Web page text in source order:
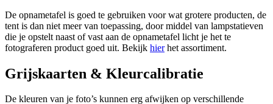
De opnametafel is goed te gebruiken voor wat grotere producten, de
tent is dan niet meer van toepassing, door middel van lampstatieven
die je opstelt naast of vast aan de opnametafel licht je het te
fotograferen product goed uit. Bekijk hierhet assortiment.
Grijskaarten & Kleurcalibratie
De kleuren van je foto’s kunnen erg afwijken op verschillende